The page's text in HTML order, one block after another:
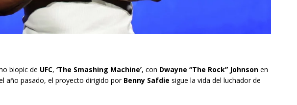
biopic de UFC, ‘The Smashing Machine’, con Dwayne “The Rock” Johnsonen
año pasado, el proyecto dirigido por Benny Safdie sigue la vida del luchador de